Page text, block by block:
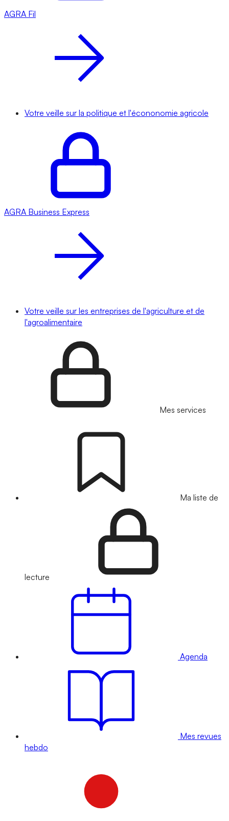
AGRA Fil
Votre veille sur la politique et l'écononomie agricole
AGRA Business Express
Votre veille sur les entreprises de l'agriculture et de
l'agroalimentaire
Mes services
Ma liste de
lecture
Agenda
Mes revues
hebdo